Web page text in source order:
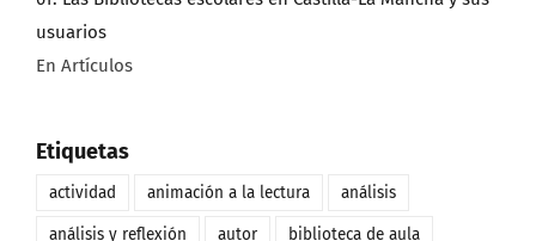
usuarios
En Artículos
Etiquetas
actividad animación a la lectura análisis
análisis y reflexión autor biblioteca de aula